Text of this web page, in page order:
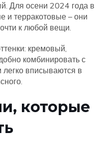
Для осени 2024 года в
и терракотовые – они
к любой вещи.
кремовый,
комбинировать с
легко вписываются в
которые